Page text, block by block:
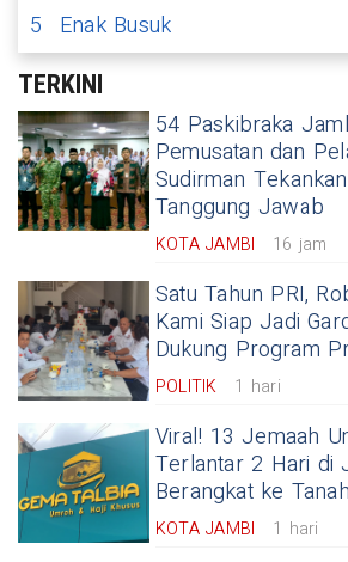
5
Enak Busuk
TERKINI
54 Paskibraka
Pemusatan dan
Sudirman
Tanggung Jawab
KOTA JAMBI 16 jam
Satu Tahun PRI,
Kami Siap Jadi
Dukung Program
POLITIK 1 hari
Viral! 13 Jemaah
Terlantar 2 Hari di
Berangkat ke
KOTA JAMBI 1 hari